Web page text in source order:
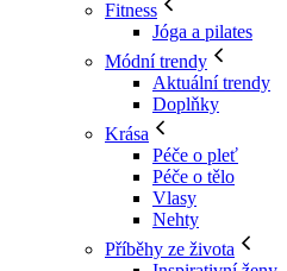
Fitness
Jóga a pilates
Módní trendy
Aktuální trendy
Doplňky
Krása
Péče o pleť
Péče o tělo
Vlasy
Nehty
Příběhy ze života